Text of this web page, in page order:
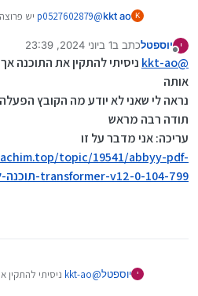
K
kkt ao
@
p0527602879 יש
pdf
י
מנותק
יוספטלכתב ב1 ביוני 2024, 23:39
נערך לאחרונה על ידי יוספטל
@
kkt-ao ניסיתי להתקין את התוכנה
אותה
נראה לי שאני לא יודע מה הקובץ הפעלה
תודה רבה מראש
עריכה: אני מדבר על זו
topic/19541/abbyy-pdf-
transformer-v12-0-104-799-תוכנה-לעבודה-עם-פורמטי-pdf
י יוספטל@
kkt-ao ניסיתי להתקין